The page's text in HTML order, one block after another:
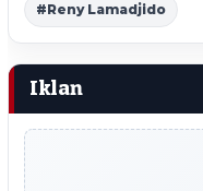
#Reny Lamadjido
Iklan